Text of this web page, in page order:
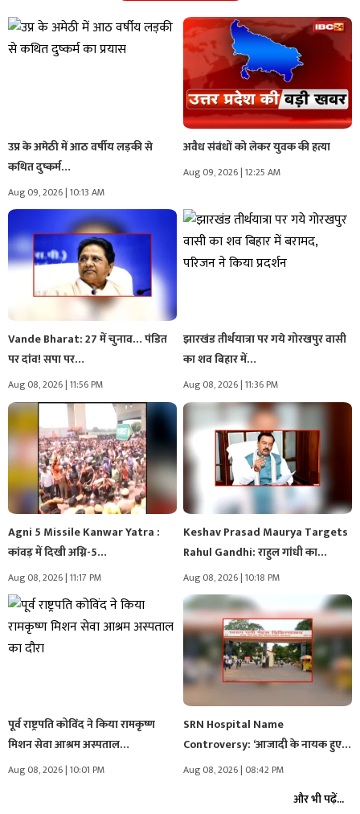
उप्र के अमेठी में आठ वर्षीय लड़की से
कथित दुष्कर्म…
Aug 09, 2026 | 10:13 AM
अवैध संबंधों को लेकर युवक की हत्या
Aug 09, 2026 | 12:25 AM
Vande Bharat: 27 में चुनाव… पंडित
पर दांव! सपा पर…
Aug 08, 2026 | 11:56 PM
झारखंड तीर्थयात्रा पर गये गोरखपुर वासी
का शव बिहार में…
Aug 08, 2026 | 11:36 PM
Agni 5 Missile Kanwar Yatra :
कांवड़ में दिखी अग्नि-5…
Aug 08, 2026 | 11:17 PM
Keshav Prasad Maurya Targets
Rahul Gandhi: राहुल गांधी का
प्रयागराज…
Aug 08, 2026 | 10:18 PM
पूर्व राष्ट्रपति कोविंद ने किया रामकृष्ण
मिशन सेवा आश्रम अस्पताल…
Aug 08, 2026 | 10:01 PM
SRN Hospital Name
Controversy: ‘आजादी के नायक हुए
दरकिनार, आगे…
Aug 08, 2026 | 08:42 PM
और भी पढ़ें...